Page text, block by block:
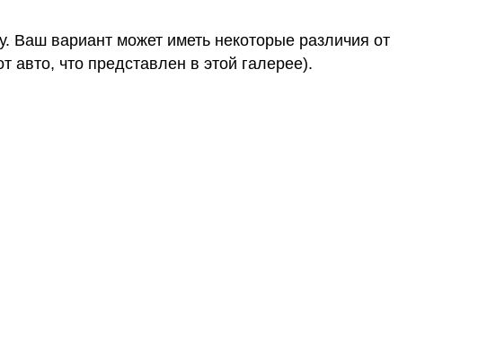
Ваш вариант может иметь некоторые различия от
авто, что представлен в этой галерее).